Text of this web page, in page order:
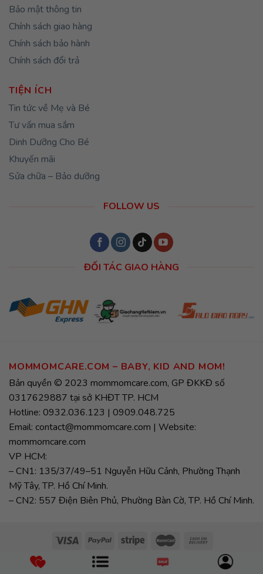
Bảo mật thông tin
Chính sách giao hàng
Chính sách bảo hành
Chính sách đổi trả
TIỆN ÍCH
Tin tức về Mẹ và Bé
Tư vấn mua sắm
Dinh Dưỡng Cho Bé
Khuyến mãi
Sửa chữa – Bảo dưỡng
FOLLOW US
ĐỐI TÁC GIAO HÀNG
MOMMOMCARE.COM – BABY, KID AND MOM!
Bản quyền © 2023 mommomcare.com, GP ĐKKĐ số
0317629887 tại sở KHĐT TP. HCM
Hotline: 0932.036.123 | 0909.048.725
Email: contact@mommomcare.com | Website:
mommomcare.com
VP HCM:
– CN1: 135/37/49–51 Nguyễn Hữu Cảnh, Phường Thạnh
Mỹ Tây, TP. Hồ Chí Minh.
– CN2: 557 Điện Biên Phủ, Phường Bàn Cờ, TP. Hồ Chí Minh.